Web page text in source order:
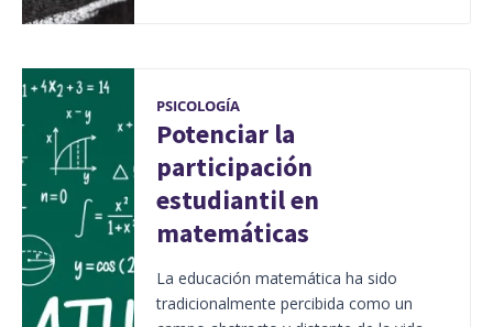
PSICOLOGÍA
Potenciar la
participación
estudiantil en
matemáticas
La educación matemática ha sido
tradicionalmente percibida como un